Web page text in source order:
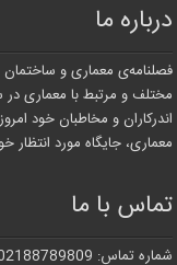
درباره ما
مختلف و مرتبط با معماری
اندرکاران و مخاطبان خود
معماری، جایگاه مورد
تماس با ما
شماره تماس: 02188789809